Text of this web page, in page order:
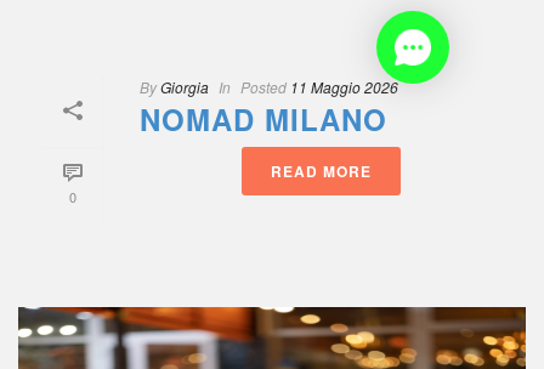
0
ByGiorgia In Posted 11 Maggio 2026
NOMAD MILANO
READ MORE